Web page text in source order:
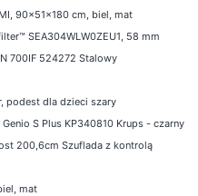
90x51x180 cm, biel, mat
SEA304WLW0ZEU1, 58 mm
700IF 524272 Stalowy
podest dla dzieci szary
S Plus KP340810 Krups - czarny
200,6cm Szuflada z kontrolą
mat